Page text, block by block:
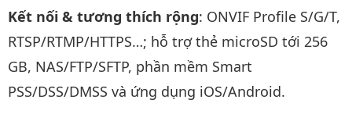
Kết nối & tương thích rộng: ONVIF Profile S/G/T,
RTSP/RTMP/HTTPS…; hỗ trợ thẻ microSD tới 256
GB, NAS/FTP/SFTP, phần mềm Smart
PSS/DSS/DMSS và ứng dụng iOS/Android.